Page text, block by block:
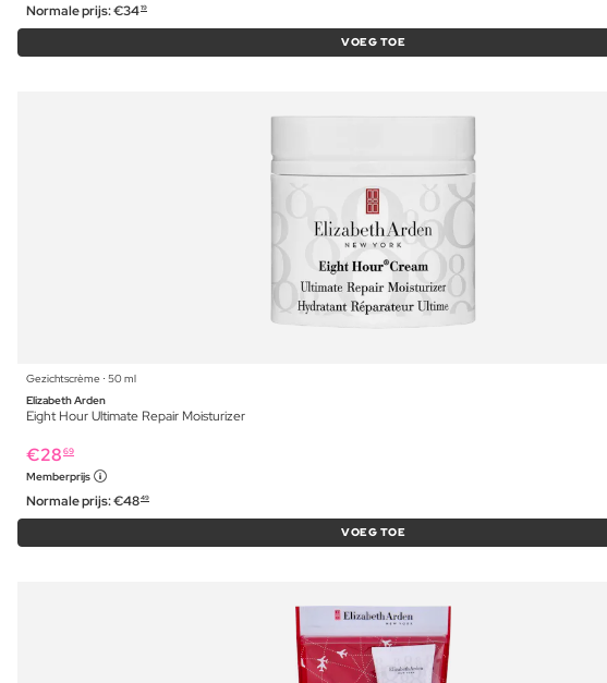
Normale prijs:€3419
VOEG TOE
Gezichtscrème ⋅ 50 ml
Elizabeth Arden
Eight Hour Ultimate Repair Moisturizer
€28 69
Memberprijs
Normale prijs:€4849
VOEG TOE